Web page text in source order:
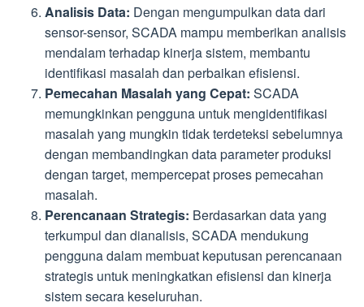
Analisis Data: Dengan mengumpulkan data dari
sensor-sensor, SCADA mampu memberikan analisis
mendalam terhadap kinerja sistem, membantu
identifikasi masalah dan perbaikan efisiensi.
Pemecahan Masalah yang Cepat: SCADA
memungkinkan pengguna untuk mengidentifikasi
masalah yang mungkin tidak terdeteksi sebelumnya
dengan membandingkan data parameter produksi
dengan target, mempercepat proses pemecahan
masalah.
Perencanaan Strategis: Berdasarkan data yang
terkumpul dan dianalisis, SCADA mendukung
pengguna dalam membuat keputusan perencanaan
strategis untuk meningkatkan efisiensi dan kinerja
sistem secara keseluruhan.